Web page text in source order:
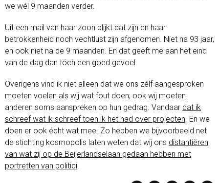
we wél 9 maanden verder.
Uit een mail van haar zoon blijkt dat zijn en haar
betrokkenheid noch vechtlust zijn afgenomen. Niet na 93 jaar,
en ook niet na de 9 maanden. En dat geeft me aan het eind
van de dag dan tóch een goed gevoel.
Overigens vind ik niet alleen dat we ons zélf aangesproken
moeten voelen als wij wat fout doen; ook wij moeten
anderen soms aanspreken op hun gedrag. Vandaar dat ik
schreef wat ik schreef toen ik het had over projecten. En we
doen er ook écht wat mee. Zo hebben we bijvoorbeeld net
de stichting kosmopolis laten weten dat wij ons distantiëren
van wat zij op de Beijerlandselaan gedaan hebben met
portretten van politici.